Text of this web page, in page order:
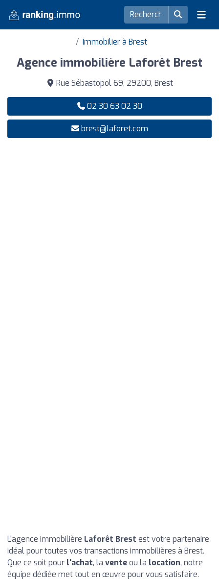
Immobilier à Brest
Agence immobilière Laforêt Brest
Rue Sébastopol 69, 29200, Brest
02 30 63 02 30
brest@laforet.com
L'agence immobilière Laforêt Brest est votre partenaire
idéal pour toutes vos transactions immobilières à Brest.
Que ce soit pour l'achat, la venteou la location, notre
équipe dédiée met tout en œuvre pour vous satisfaire.